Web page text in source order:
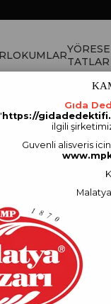
LOKUMLARTATLAR
Gıda
https://
ilgili
Guvenli alisveris icin